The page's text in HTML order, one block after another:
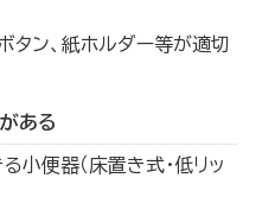
タン、紙ホルダー等が適切
ある
小便器（床置き式・低リッ